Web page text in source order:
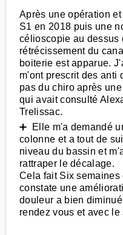
Après une opération
S1 en 2018 puis une
célioscopie au dessus
rétrécissement du
boiterie est apparue.
m'ont prescrit des anti
pas du chiro après
qui avait consulté
Trelissac.
➕ Elle m'a demandé
colonne et a tout de
niveau du bassin et
rattraper le décalage.
Cela fait Six semaines
constate une
douleur a bien
rendez vous et avec le